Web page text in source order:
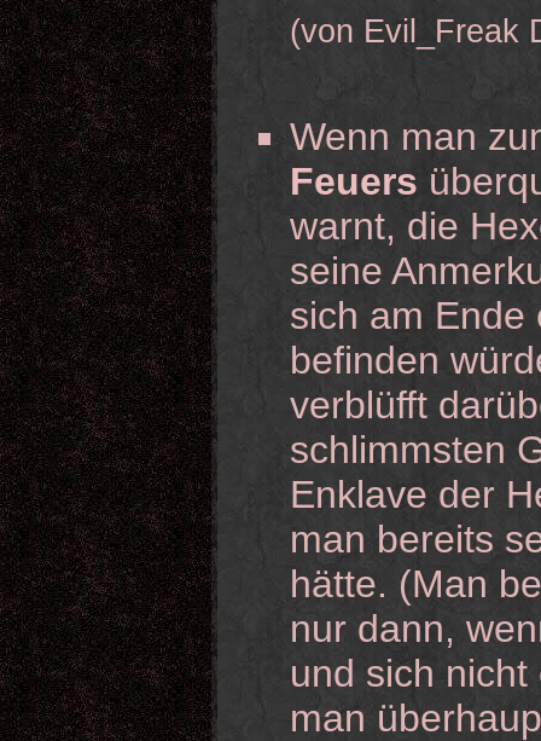
(von Evil_Freak
Wenn man
Feuers
warnt, die
seine
sich am Ende
befinden
verblüfft
schlimmsten
Enklave der
man bereits
hätte. (Man
nur dann,
und sich
man